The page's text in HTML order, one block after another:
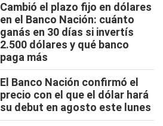
Cambió el plazo fijo en dólares
en el Banco Nación: cuánto
ganás en 30 días si invertís
2.500 dólares y qué banco
paga más
El Banco Nación confirmó el
precio con el que el dólar hará
su debut en agosto este lunes